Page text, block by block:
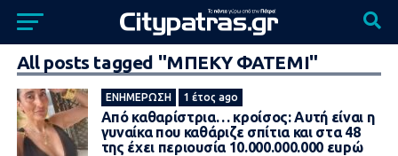
All posts tagged "ΜΠΕΚΥ ΦΑΤΕΜΙ"
ΕΝΗΜΈΡΩΣΗ 1 έτος ago
Από καθαρίστρια… κροίσος: Αυτή είναι η
γυναίκα που καθάριζε σπίτια και στα 48
της έχει περιουσία 10.000.000.000 εupώ